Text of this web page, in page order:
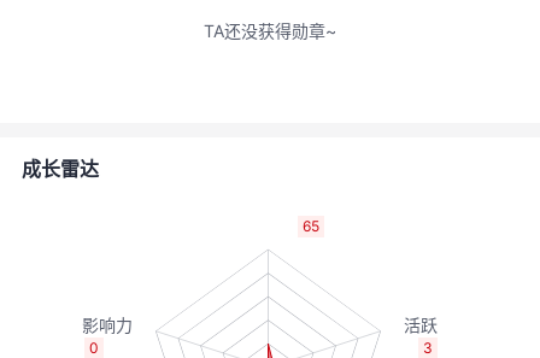
者
发
Programs
的
TA还没获得勋章~
成长雷达
65
3
0